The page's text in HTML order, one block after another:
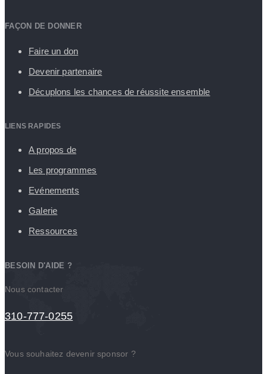
FAÇON DE DONNER
Faire un don
Devenir partenaire
Décuplons les chances de réussite ensemble
LIENS RAPIDES
A propos de
Les programmes
Evénements
Galerie
Ressources
BESOIN D'AIDE ?
Nous contacter
310-777-0255
Vous souhaitez devenir sponsor ?